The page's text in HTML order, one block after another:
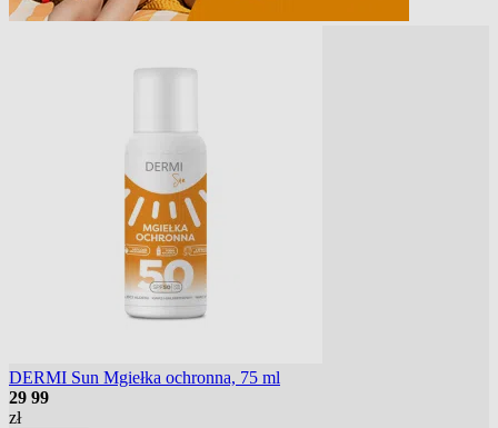
DERMI Sun Mgiełka ochronna, 75 ml
29 99
zł